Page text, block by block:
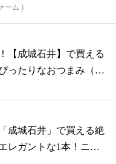
ーム )
【成城石井】で買える
ったりなおつまみ（ま
成城石井」で買える絶
レガントな1本！ニュ